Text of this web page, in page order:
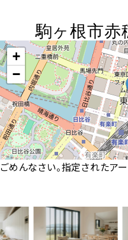
駒ヶ根市赤
+
−
ごめんなさい。指定されたア